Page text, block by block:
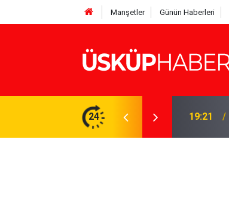
Manşetler Günün Haberleri
24 19:21